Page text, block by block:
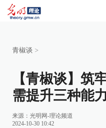
青椒谈 >
【青椒谈】筑
需提升三种能力
来源： 光明网-理论频道
2024-10-30 10:42